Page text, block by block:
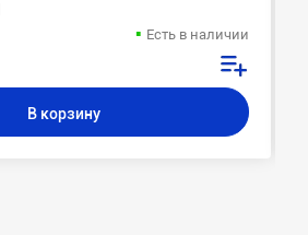
Есть в наличии
В корзину